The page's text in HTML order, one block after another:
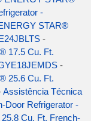
-
STAR®
-
17.5 Cu. Ft.
-
25.6 Cu. Ft.
Assistência Técnica
Door Refrigerator -
Cu. Ft. French-